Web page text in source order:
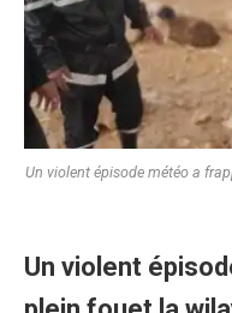
​Un violent épisode météo a
Un violent